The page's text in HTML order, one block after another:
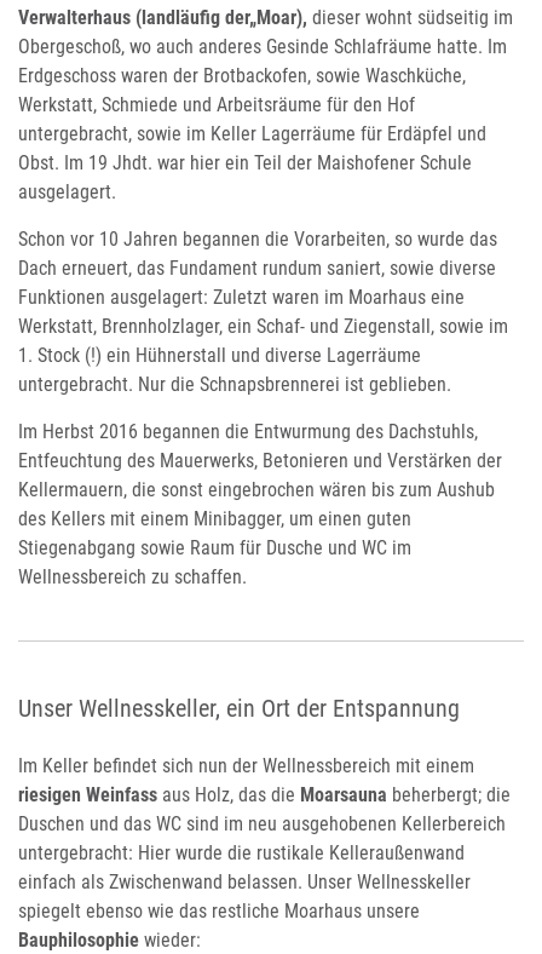
Verwalterhaus (landläufig der„Moar), dieser wohnt südseitig im
Obergeschoß, wo auch anderes Gesinde Schlafräume hatte. Im
Erdgeschoss waren der Brotbackofen, sowie Waschküche,
Werkstatt, Schmiede und Arbeitsräume für den Hof
untergebracht, sowie im Keller Lagerräume für Erdäpfel und
Obst. Im 19 Jhdt. war hier ein Teil der Maishofener Schule
ausgelagert.
Schon vor 10 Jahren begannen die Vorarbeiten, so wurde das
Dach erneuert, das Fundament rundum saniert, sowie diverse
Funktionen ausgelagert: Zuletzt waren im Moarhaus eine
Werkstatt, Brennholzlager, ein Schaf- und Ziegenstall, sowie im
1. Stock (!) ein Hühnerstall und diverse Lagerräume
untergebracht. Nur die Schnapsbrennerei ist geblieben.
Im Herbst 2016 begannen die Entwurmung des Dachstuhls,
Entfeuchtung des Mauerwerks, Betonieren und Verstärken der
Kellermauern, die sonst eingebrochen wären bis zum Aushub
des Kellers mit einem Minibagger, um einen guten
Stiegenabgang sowie Raum für Dusche und WC im
Wellnessbereich zu schaffen.
Unser Wellnesskeller, ein Ort der Entspannung
Im Keller befindet sich nun der Wellnessbereich mit einem
riesigen Weinfass aus Holz, das die Moarsauna beherbergt; die
Duschen und das WC sind im neu ausgehobenen Kellerbereich
untergebracht: Hier wurde die rustikale Kelleraußenwand
einfach als Zwischenwand belassen. Unser Wellnesskeller
spiegelt ebenso wie das restliche Moarhaus unsere
Bauphilosophie wieder: